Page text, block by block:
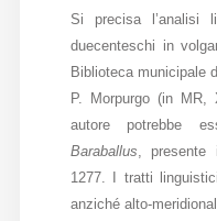
Si precisa l’analisi
duecenteschi in
Biblioteca municipale
P. Morpurgo (in
autore potrebbe
Baraballus, presente
1277. I tratti
anziché alto-